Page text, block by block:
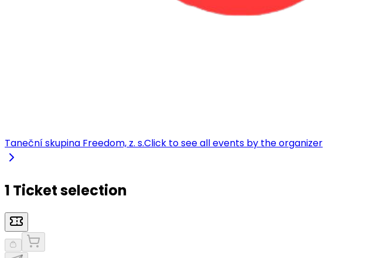
Taneční skupina Freedom, z. s.Click to see all events by the organizer
1 Ticket selection